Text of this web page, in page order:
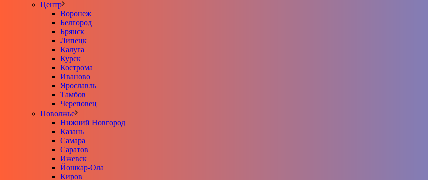
Центр
Воронеж
Белгород
Брянск
Липецк
Калуга
Курск
Кострома
Иваново
Ярославль
Тамбов
Череповец
Поволжье
Нижний Новгород
Казань
Самара
Саратов
Ижевск
Йошкар-Ола
Киров